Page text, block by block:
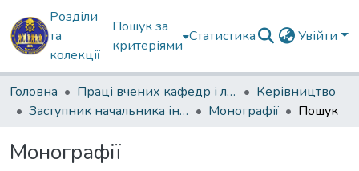
Розділи
та
колекції
Пошук за
критеріями
Статистика Увійти
Головна Праці вчених кафедр і лабораторій
Керівництво
Заступник начальника інституту з наукової роботи
Монографії Пошук
Монографії